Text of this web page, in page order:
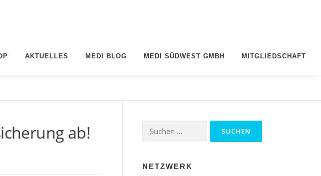
AKTUELLES MEDI BLOG MEDI SÜDWEST GMBH MITGLIEDSCHAFT
ab!
Suchen
nach:
NETZWERK